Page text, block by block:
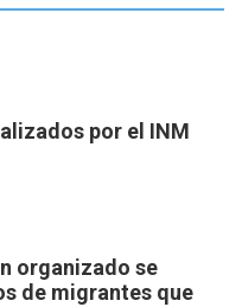
por el INM
organizado se
de migrantes que